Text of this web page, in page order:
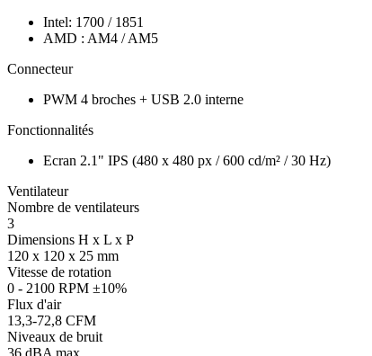
Intel: 1700 / 1851
AMD : AM4 / AM5
Connecteur
PWM 4 broches + USB 2.0 interne
Fonctionnalités
Ecran 2.1" IPS (480 x 480 px / 600 cd/m² / 30 Hz)
Ventilateur
Nombre de ventilateurs
3
Dimensions H x L x P
120 x 120 x 25 mm
Vitesse de rotation
0 - 2100 RPM ±10%
Flux d'air
13,3-72,8 CFM
Niveaux de bruit
36 dBA max.